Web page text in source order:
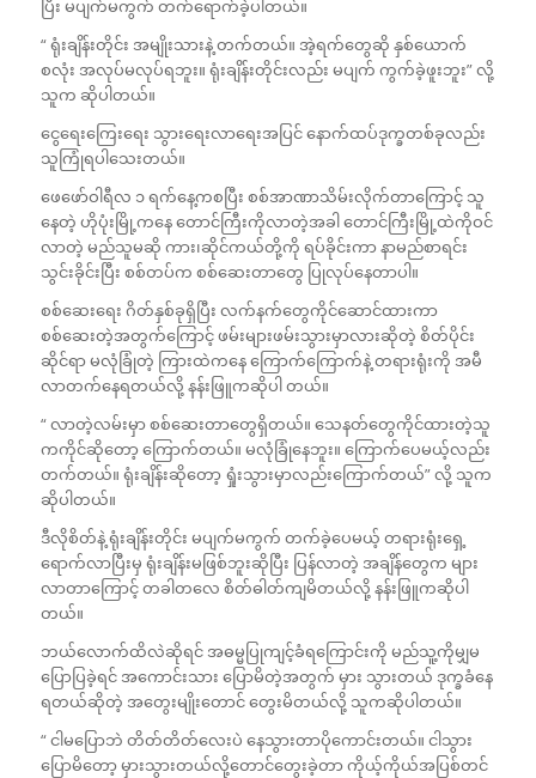
ပြီး မပျက်မကွက် တက်ရောက်ခဲ့ပါတယ်။
“ ရုံးချိန်းတိုင်း အမျိုးသားနဲ့ တက်တယ်။ အဲ့ရက်တွေဆို နှစ်ယောက်
စလုံး အလုပ်မလုပ်ရဘူး။ ရုံးချိန်းတိုင်းလည်း မပျက် ကွက်ခဲ့ဖူးဘူး” လို့
သူက ဆိုပါတယ်။
ငွေရေးကြေးရေး သွားရေးလာရေးအပြင် နောက်ထပ်ဒုက္ခတစ်ခုလည်း
သူကြုံရပါသေးတယ်။
ဖေဖော်ဝါရီလ ၁ ရက်နေ့ကစပြီး စစ်အာဏာသိမ်းလိုက်တာကြောင့် သူ
နေတဲ့ ဟိုပုံးမြို့ကနေ ‌တောင်ကြီးကိုလာတဲ့အခါ တောင်ကြီးမြို့ထဲကိုဝင်
လာတဲ့ မည်သူမဆို ကား၊ဆိုင်ကယ်တို့ကို ရပ်ခိုင်းကာ နာမည်စာရင်း
သွင်းခိုင်းပြီး စစ်တပ်က စစ်ဆေးတာတွေ ပြုလုပ်နေတာပါ။
စစ်ဆေးရေး ဂိတ်နှစ်ခုရှိပြီး လက်နက်တွေကိုင်ဆောင်ထားကာ
စစ်ဆေးတဲ့အတွက်ကြောင့် ဖမ်းများဖမ်းသွားမှာလားဆိုတဲ့ စိတ်ပိုင်း
ဆိုင်ရာ မလုံခြုံတဲ့ ကြားထဲကနေ ကြောက်ကြောက်နဲ့ တရားရုံးကို အမီ
လာတက်နေရတယ်လို့ နန်းဖြူကဆိုပါ တယ်။
“ လာတဲ့လမ်းမှာ စစ်ဆေးတာတွေရှိတယ်။ သေနတ်တွေကိုင်ထားတဲ့သူ
ကကိုင်ဆိုတော့ ကြောက်တယ်။ မလုံခြုံနေဘူး။ ကြောက်ပေမယ့်လည်း
တက်တယ်။ ရုံးချိန်းဆိုတော့ ရှုံးသွားမှာလည်းကြောက်တယ်” လို့ သူက
ဆိုပါတယ်။
ဒီလိုစိတ်နဲ့ ရုံးချိန်းတိုင်း မပျက်မကွက် တက်ခဲ့ပေမယ့် တရားရုံးရှေ့
ရောက်လာပြီးမှ ရုံးချိန်းမဖြစ်ဘူးဆိုပြီး ပြန်လာတဲ့ အချိန်တွေက များ
လာတာကြောင့် တခါတလေ စိတ်ဓါတ်ကျမိတယ်လို့ နန်းဖြူကဆိုပါ
တယ်။
ဘယ်လောက်ထိလဲဆိုရင် အဓမ္မပြုကျင့်ခံရကြောင်းကို မည်သူ့ကိုမျှမ
ပြောပြခဲ့ရင် အကောင်းသား ပြောမိတဲ့အတွက် မှား သွားတယ် ဒုက္ခခံနေ
ရတယ်ဆိုတဲ့ အတွေးမျိုးတောင် တွေးမိတယ်လို့ သူကဆိုပါတယ်။
“ ငါမပြောဘဲ တိတ်တိတ်လေးပဲ နေသွားတာပိုကောင်းတယ်။ ငါသွား
ပြောမိတော့ မှားသွားတယ်လို့တောင်တွေးခဲ့တာ ကိုယ့်ကိုယ်အပြစ်တင်